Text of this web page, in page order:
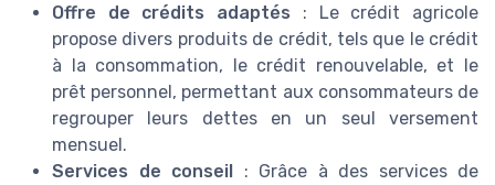
Offre de crédits adaptés : Le crédit agricole
propose divers produits de crédit, tels que le crédit
à la consommation, le crédit renouvelable, et le
prêt personnel, permettant aux consommateurs de
regrouper leurs dettes en un seul versement
mensuel.
Services de conseil : Grâce à des services de